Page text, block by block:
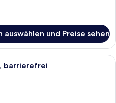
auswählen und Preise sehen
Ein modernes Badezimmer mit
barrierefrei